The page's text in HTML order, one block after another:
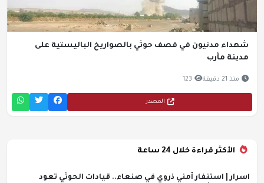
شهداء مدنيون في قصف حوثي بالصواريخ الباليستية على
مدينة مأرب
منذ 21 دقيقة 123
المصدر
الأكثر قراءة خلال 24 ساعة
اسرار | استنفار أمني ذروي في صنعاء.. قيادات الحوثي تعود